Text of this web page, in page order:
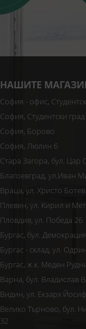
НАШИТЕ
София - офис,
София, Студентски град
София, Борово
София, Люлин 6
Стара Загора, бул.
Благоевград, ул.Иван
Враца, ул. Христо
Плевен, ул. Кирил и
Пловдив, ул. Победа 26
Бургас, бул.
Бургас - склад, ул.
Бургас, ж.к. Меден
Варна, бул. Владислав
Видин, ул. Екзарх
Велико Търново, бул.
32